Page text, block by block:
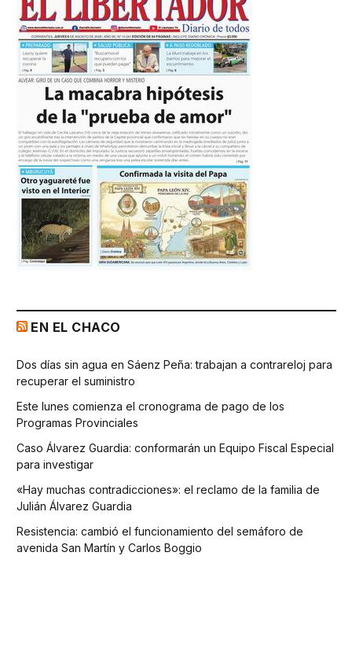
EN EL CHACO
Dos días sin agua en Sáenz Peña: trabajan a contrareloj para
recuperar el suministro
Este lunes comienza el cronograma de pago de los
Programas Provinciales
Caso Álvarez Guardia: conformarán un Equipo Fiscal Especial
para investigar
«Hay muchas contradicciones»: el reclamo de la familia de
Julián Álvarez Guardia
Resistencia: cambió el funcionamiento del semáforo de
avenida San Martín y Carlos Boggio